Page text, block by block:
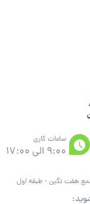
ساعات کاری
9:00 الی 17:00
هفت نگین - طبقه اول